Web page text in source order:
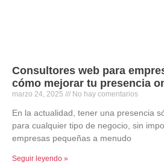
Consultores web para
cómo mejorar tu presencia
marzo 24, 2025 No hay comentarios
En la actualidad, tener una presencia
para cualquier tipo de negocio, sin
empresas pequeñas a menudo
Seguir leyendo »